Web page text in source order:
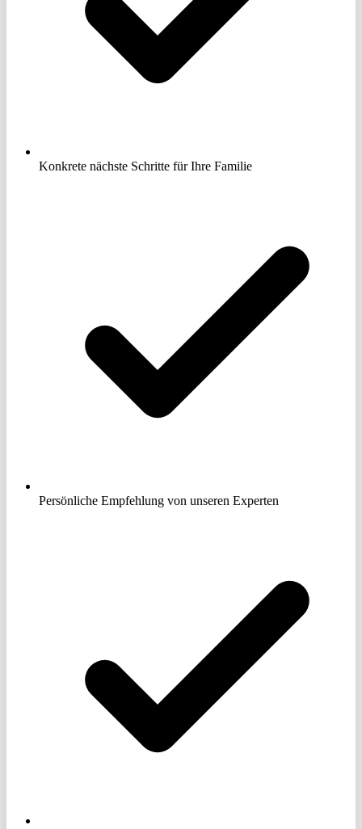
Konkrete nächste Schritte für Ihre Familie
Persönliche Empfehlung von unseren Experten